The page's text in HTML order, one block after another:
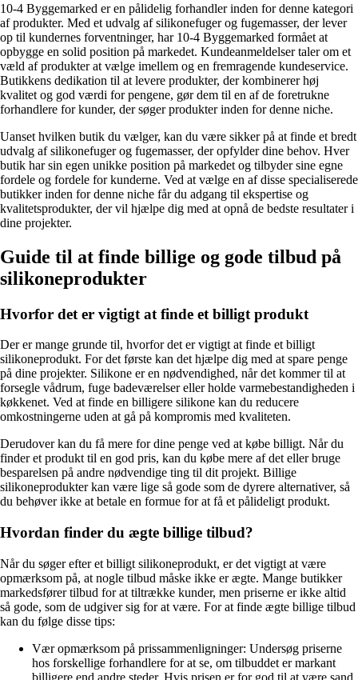
10-4 Byggemarked er en pålidelig forhandler inden for denne kategori
af produkter. Med et udvalg af silikonefuger og fugemasser, der lever
op til kundernes forventninger, har 10-4 Byggemarked formået at
opbygge en solid position på markedet. Kundeanmeldelser taler om et
væld af produkter at vælge imellem og en fremragende kundeservice.
Butikkens dedikation til at levere produkter, der kombinerer høj
kvalitet og god værdi for pengene, gør dem til en af de foretrukne
forhandlere for kunder, der søger produkter inden for denne niche.
Uanset hvilken butik du vælger, kan du være sikker på at finde et bredt
udvalg af silikonefuger og fugemasser, der opfylder dine behov. Hver
butik har sin egen unikke position på markedet og tilbyder sine egne
fordele og fordele for kunderne. Ved at vælge en af disse specialiserede
butikker inden for denne niche får du adgang til ekspertise og
kvalitetsprodukter, der vil hjælpe dig med at opnå de bedste resultater i
dine projekter.
Guide til at finde billige og gode tilbud på
silikoneprodukter
Hvorfor det er vigtigt at finde et billigt produkt
Der er mange grunde til, hvorfor det er vigtigt at finde et billigt
silikoneprodukt. For det første kan det hjælpe dig med at spare penge
på dine projekter. Silikone er en nødvendighed, når det kommer til at
forsegle vådrum, fuge badeværelser eller holde varmebestandigheden i
køkkenet. Ved at finde en billigere silikone kan du reducere
omkostningerne uden at gå på kompromis med kvaliteten.
Derudover kan du få mere for dine penge ved at købe billigt. Når du
finder et produkt til en god pris, kan du købe mere af det eller bruge
besparelsen på andre nødvendige ting til dit projekt. Billige
silikoneprodukter kan være lige så gode som de dyrere alternativer, så
du behøver ikke at betale en formue for at få et pålideligt produkt.
Hvordan finder du ægte billige tilbud?
Når du søger efter et billigt silikoneprodukt, er det vigtigt at være
opmærksom på, at nogle tilbud måske ikke er ægte. Mange butikker
markedsfører tilbud for at tiltrække kunder, men priserne er ikke altid
så gode, som de udgiver sig for at være. For at finde ægte billige tilbud
kan du følge disse tips:
Vær opmærksom på prissammenligninger: Undersøg priserne
hos forskellige forhandlere for at se, om tilbuddet er markant
billigere end andre steder. Hvis prisen er for god til at være sand,